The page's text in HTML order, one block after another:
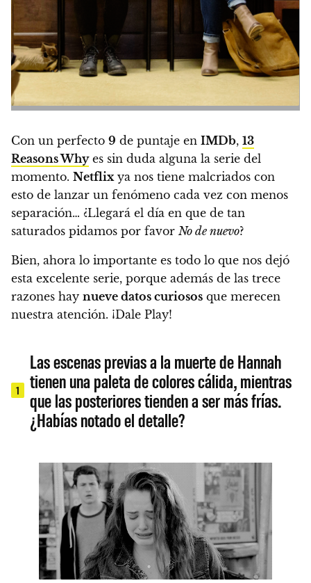
Con un perfecto 9 de puntaje en IMDb, 13
Reasons Whyes sin duda alguna la serie del
momento. Netflixya nos tiene malcriados con
esto de lanzar un fenómeno cada vez con menos
separación… ¿Llegará el día en que de tan
saturados pidamos por favor No de nuevo?
Bien, ahora lo importante es todo lo que nos dejó
esta excelente serie, porque además de las trece
razones hay nueve datos curiosos que merecen
nuestra atención. ¡Dale Play!
1
Las escenas previas a la muerte de Hannah
tienen una paleta de colores cálida, mientras
que las posteriores tienden a ser más frías.
¿Habías notado el detalle?